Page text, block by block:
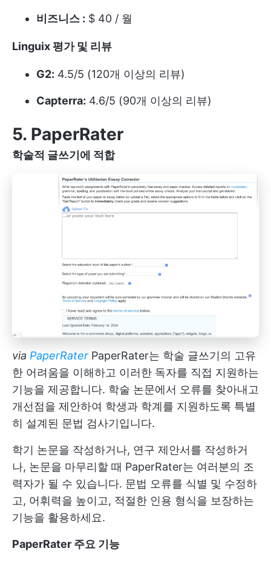
비즈니스 : $ 40 / 월
Linguix 평가 및 리뷰
G2: 4.5/5 (120개 이상의 리뷰)
Capterra: 4.6/5 (90개 이상의 리뷰)
5. PaperRater
학술적 글쓰기에 적합
via PaperRater PaperRater는 학술 글쓰기의 고유
한 어려움을 이해하고 이러한 독자를 직접 지원하는
기능을 제공합니다. 학술 논문에서 오류를 찾아내고
개선점을 제안하여 학생과 학계를 지원하도록 특별
히 설계된 문법 검사기입니다.
학기 논문을 작성하거나, 연구 제안서를 작성하거
나, 논문을 마무리할 때 PaperRater는 여러분의 조
력자가 될 수 있습니다. 문법 오류를 식별 및 수정하
고, 어휘력을 높이고, 적절한 인용 형식을 보장하는
기능을 활용하세요.
PaperRater 주요 기능